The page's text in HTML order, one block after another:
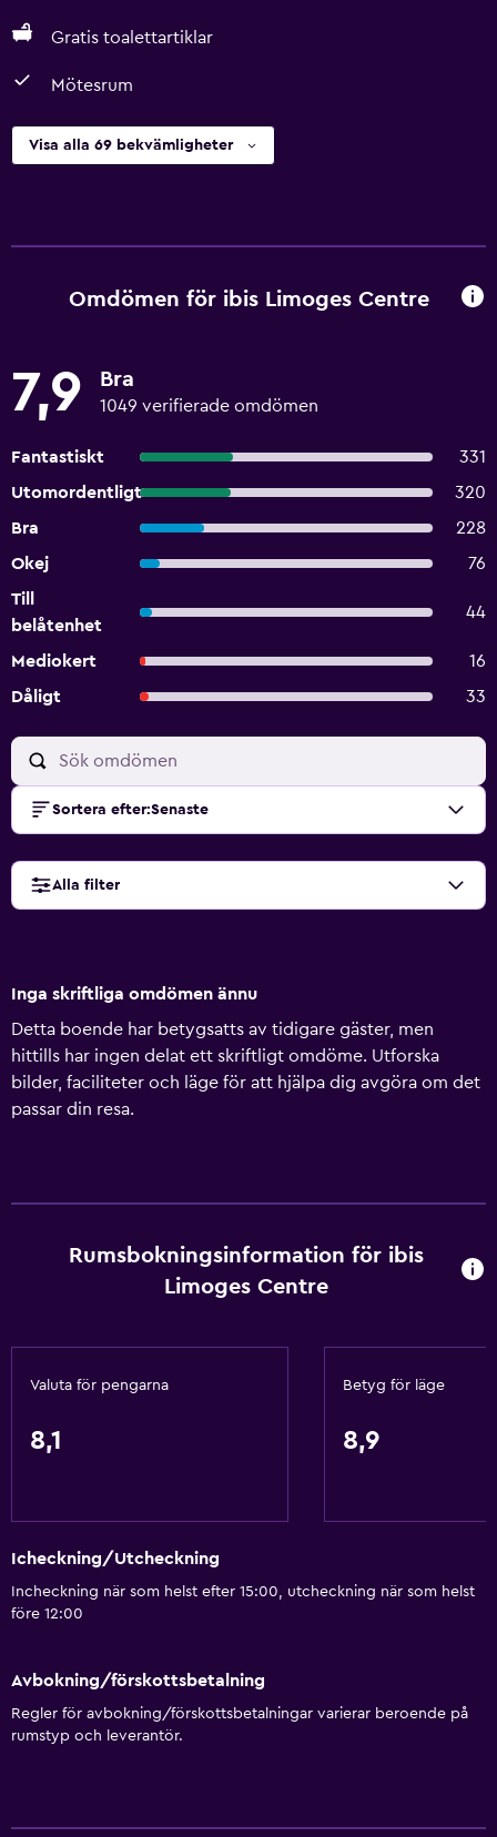
Gratis toalettartiklar
Mötesrum
Visa alla 69 bekvämligheter
Omdömen för ibis Limoges Centre
7,9 Bra
1049 verifierade omdömen
Fantastiskt
331
Utomordentligt
320
Bra
228
Okej
76
Till
belåtenhet
44
Mediokert
16
Dåligt
33
Sortera efter:Senaste
Alla filter
Inga skriftliga omdömen ännu
Detta boende har betygsatts av tidigare gäster, men
hittills har ingen delat ett skriftligt omdöme. Utforska
bilder, faciliteter och läge för att hjälpa dig avgöra om det
passar din resa.
Rumsbokningsinformation för ibis
Limoges Centre
Valuta för pengarna
8,1
Betyg för läge
8,9
Icheckning/Utcheckning
Incheckning när som helst efter 15:00, utcheckning när som helst
före 12:00
Avbokning/förskottsbetalning
Regler för avbokning/förskottsbetalningar varierar beroende på
rumstyp och leverantör.